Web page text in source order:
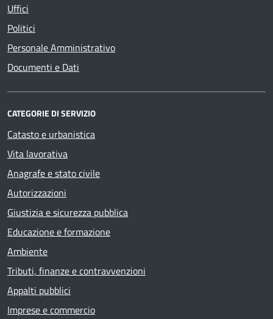
Uffici
Politici
Personale Amministrativo
Documenti e Dati
CATEGORIE DI SERVIZIO
Catasto e urbanistica
Vita lavorativa
Anagrafe e stato civile
Autorizzazioni
Giustizia e sicurezza pubblica
Educazione e formazione
Ambiente
Tributi, finanze e contravvenzioni
Appalti pubblici
Imprese e commercio